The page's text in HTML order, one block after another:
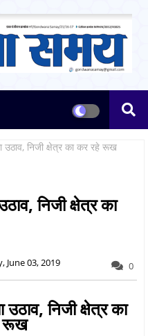
उठाव, निजी क्षेत्र का कर रहे रूख
निजी क्षेत्र का
June 03, 2019 0
निजी क्षेत्र का
रूख